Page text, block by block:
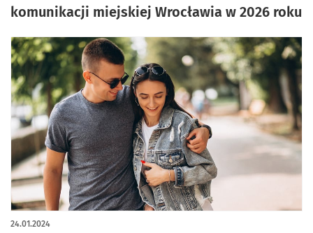
komunikacji miejskiej Wrocławia w 2026 roku
24.01.2024